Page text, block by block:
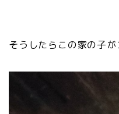
そうしたらこの家の子が